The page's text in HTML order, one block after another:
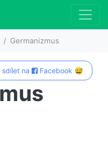
Germanizmus
sdílet na Facebook 😅